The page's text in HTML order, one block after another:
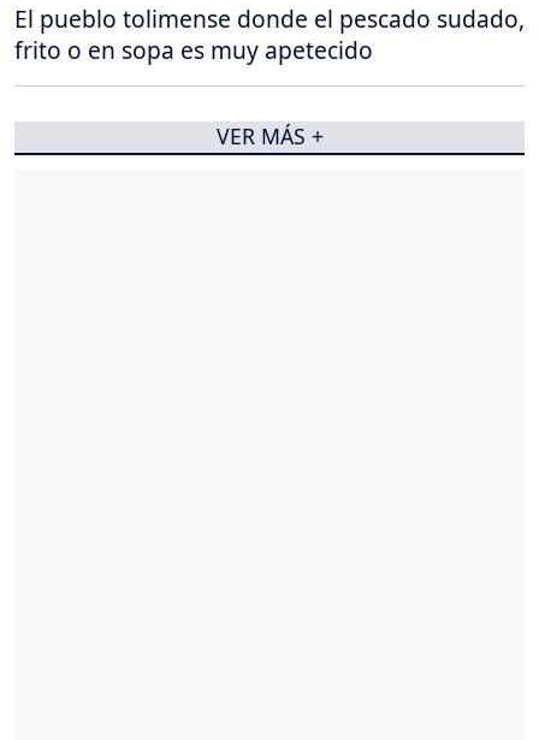
El pueblo tolimense donde el pescado sudado,
frito o en sopa es muy apetecido
VER MÁS +